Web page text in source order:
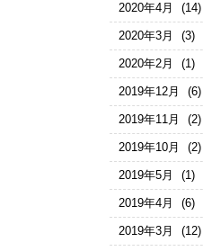
2020年4月 (14)
2020年3月 (3)
2020年2月 (1)
2019年12月 (6)
2019年11月 (2)
2019年10月 (2)
2019年5月 (1)
2019年4月 (6)
2019年3月 (12)